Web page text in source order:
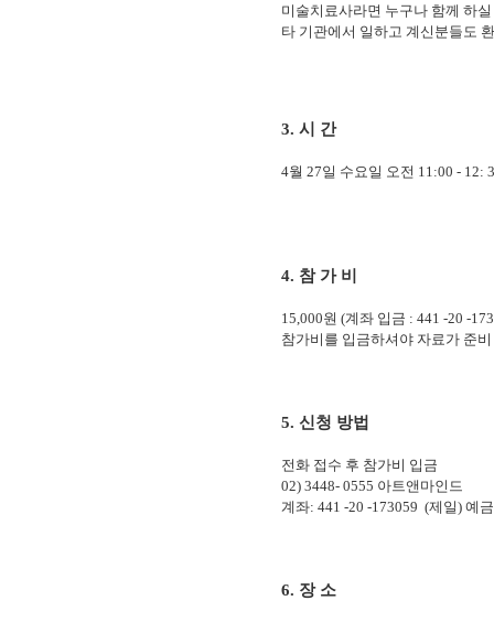
미술치료사라면 누구나 함께 하
타 기관에서 일하고 계신분들도
3. 시 간
4월 27일 수요일 오전 11:00 - 12:
4. 참 가 비
15,000원 (계좌 입금 : 441 -20 -
참가비를 입금하셔야 자료가 준
5. 신청 방법
전화 접수 후 참가비 입금
02) 3448- 0555 아트앤마인드
계좌: 441 -20 -173059 (제일) 예
6. 장 소